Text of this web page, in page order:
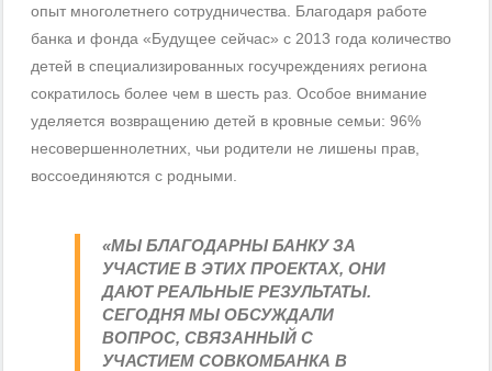
опыт многолетнего сотрудничества. Благодаря работе
банка и фонда «Будущее сейчас» с 2013 года количество
детей в специализированных госучреждениях региона
сократилось более чем в шесть раз. Особое внимание
уделяется возвращению детей в кровные семьи: 96%
несовершеннолетних, чьи родители не лишены прав,
воссоединяются с родными.
«МЫ БЛАГОДАРНЫ БАНКУ ЗА
УЧАСТИЕ В ЭТИХ ПРОЕКТАХ, ОНИ
ДАЮТ РЕАЛЬНЫЕ РЕЗУЛЬТАТЫ.
СЕГОДНЯ МЫ ОБСУЖДАЛИ
ВОПРОС, СВЯЗАННЫЙ С
УЧАСТИЕМ СОВКОМБАНКА В